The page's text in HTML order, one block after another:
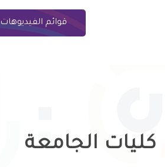
قوائم الفيديوهات
كليات الجامعة